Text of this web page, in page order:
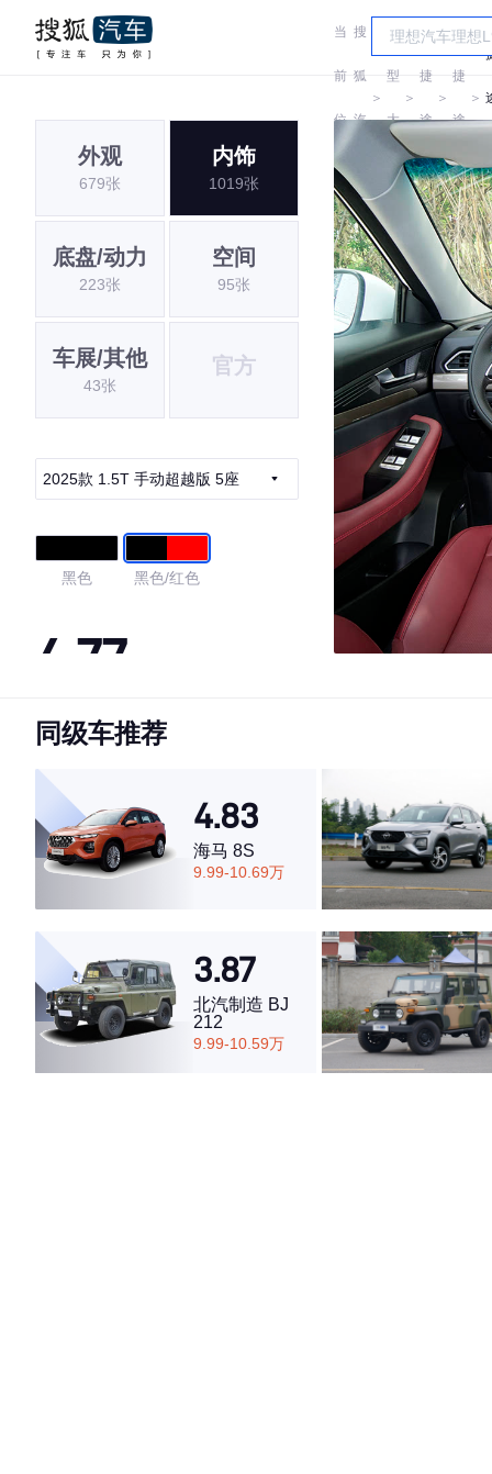
当
前
位
置:
搜
狐
汽
＞
车
型
大
全
＞
捷
途
＞
捷
途
＞
外观
679张
内饰
1019张
底盘/动力
223张
空间
95张
车展/其他
43张
官方
2025款 1.5T 手动超越版 5座
黑色 黑色/红色
4.77
·外观表现较为优秀，优于69%同级车
·空间表现较为优秀，优于84%同级车
同级车推荐
4.83
海马 8S
9.99-10.69万
3.87
北汽制造 BJ
212
9.99-10.59万